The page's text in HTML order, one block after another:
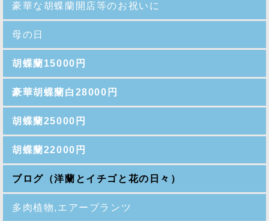
豪華な胡蝶蘭開店等のお祝いに
母の日
胡蝶蘭15000円
豪華胡蝶蘭白28000円
胡蝶蘭25000円
胡蝶蘭22000円
ブログ（洋蘭とイチゴと花の日々）
多肉植物,エアープランツ